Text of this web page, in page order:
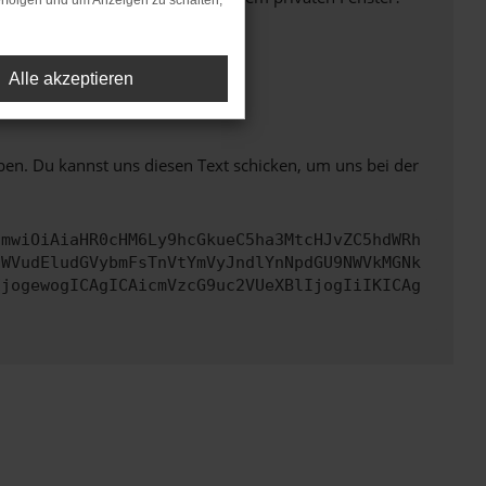
mehr unterstützt werden.
Du kannst uns diesen Text schicken, um uns bei der
Alle akzeptieren